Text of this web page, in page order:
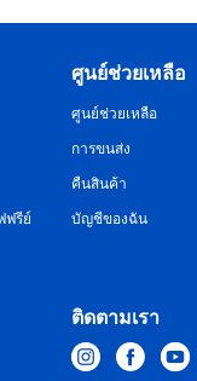
ติดตามเรา
ฟรีย์
ศูนย์ช่วยเหลือ
ศูนย์ช่วยเหลือ
การขนส่ง
คืนสินค้า
บัญชีของฉัน